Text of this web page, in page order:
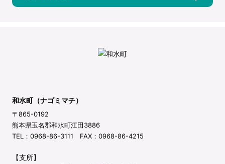
和水町（ナゴミマチ）
〒865-0192
熊本県玉名郡和水町江田3886
TEL：0968-86-3111 FAX：0968-86-4215
【支所】